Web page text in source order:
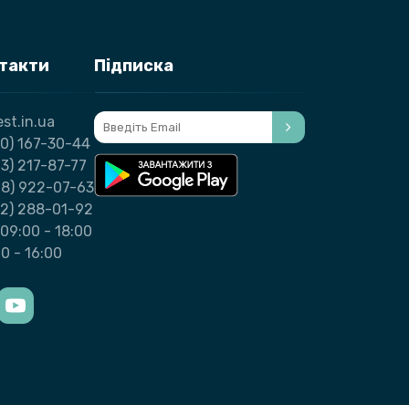
167-30-44
217-87-77
922-07-63
288-01-92
- 18:00
- 16:00
Підписка